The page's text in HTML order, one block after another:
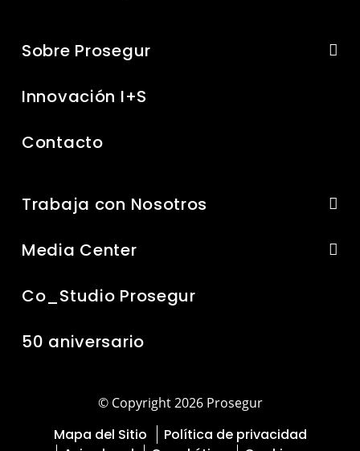
Sobre Prosegur
Innovación I+S
Contacto
Trabaja con Nosotros
Media Center
Co_Studio Prosegur
50 aniversario
© Copyright 2026 Prosegur
Mapa del Sitio
Política de privacidad